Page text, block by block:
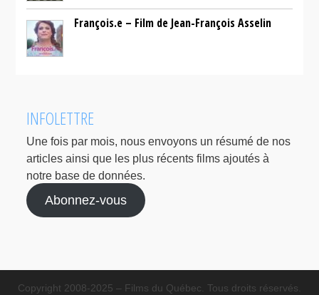
François.e – Film de Jean-François Asselin
INFOLETTRE
Une fois par mois, nous envoyons un résumé de nos
articles ainsi que les plus récents films ajoutés à
notre base de données.
Abonnez-vous
Copyright 2008-2025 – Films du Québec. Tous droits réservés.